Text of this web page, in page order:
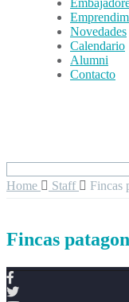
Novedades
Calendario
Alumni
Contacto
Home Staff Fincas
Fincas